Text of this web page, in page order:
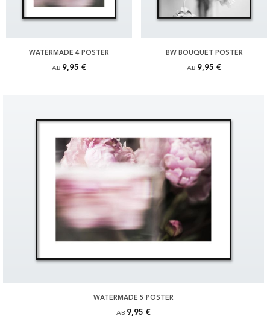
WATERMADE 4 POSTER
AB 9,95 €
WATERMADE 5 POSTER
AB 9,95 €
BW BOUQUET POSTER
AB 9,95 €